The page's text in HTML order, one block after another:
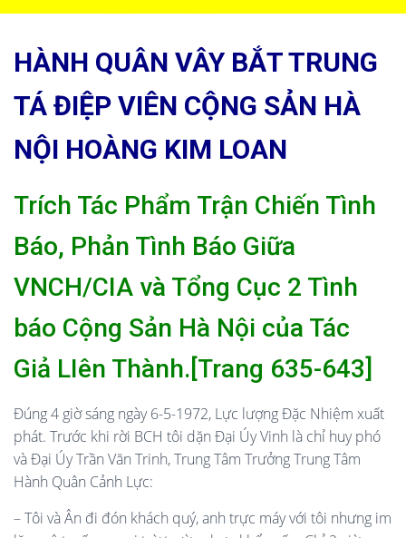
HÀNH QUÂN VÂY BẮT TRUNG
TÁ ĐIỆP VIÊN CỘNG SẢN HÀ
NỘI HOÀNG KIM LOAN
Trích Tác Phẩm Trận Chiến Tình
Báo, Phản Tình Báo Giữa
VNCH/CIA và Tổng Cục 2 Tình
báo Cộng Sản Hà Nội của Tác
Giả LIên Thành.[Trang 635-643]
Đúng 4 giờ sáng ngày 6-5-1972, Lực lượng Đặc Nhiệm xuất
phát. Trước khi rời BCH tôi dặn Đại Úy Vinh là chỉ huy phó
và Đại Úy Trần Văn Trinh, Trung Tâm Trưởng Trung Tâm
Hành Quân Cảnh Lực:
– Tôi và Ân đi đón khách quý, anh trực máy với tôi nhưng im